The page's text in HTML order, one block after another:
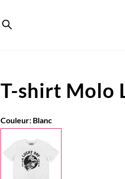
T-shirt Molo
Couleur: Blanc